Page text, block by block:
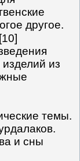
другое.
[10]
из
темы.
и сны